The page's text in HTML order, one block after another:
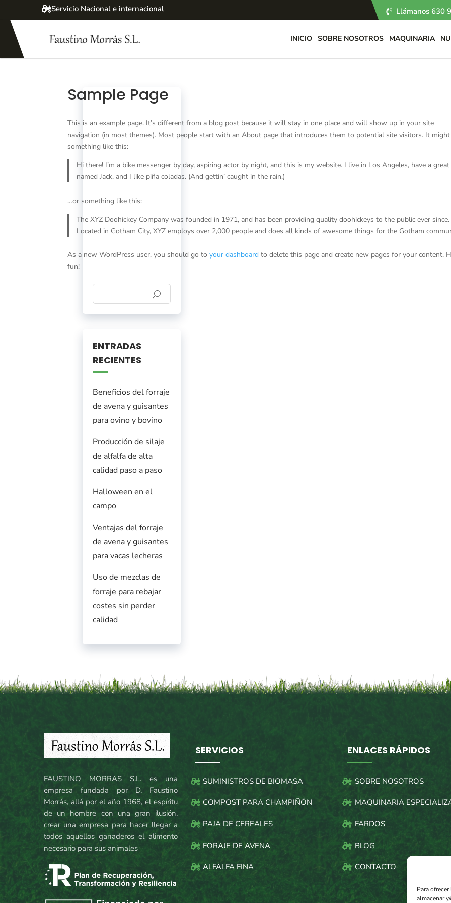
Para
almacenar
Servicio Nacional e internacional Llámanos 630
INICIO SOBRE NOSOTROS MAQUINARIA
Sample Page
This is an example page. It’s different from a blog post because it will stay in one place and will show up in your site
navigation (in most themes). Most people start with an About page that introduces them to potential site visitors. It
something like this:
Hi there! I’m a bike messenger by day, aspiring actor by night, and this is my website. I live in Los Angeles, have a
named Jack, and I like piña coladas. (And gettin’ caught in the rain.)
…or something like this:
The XYZ Doohickey Company was founded in 1971, and has been providing quality doohickeys to the public ever since.
Located in Gotham City, XYZ employs over 2,000 people and does all kinds of awesome things for the Gotham
As a new WordPress user, you should go toyour dashboard to delete this page and create new pages for your content.
fun!
ENTRADAS
RECIENTES
Beneficios del forraje
de avena y guisantes
para ovino y bovino
Producción de silaje
de alfalfa de alta
calidad paso a paso
Halloween en el
campo
Ventajas del forraje
de avena y guisantes
para vacas lecheras
Uso de mezclas de
forraje para rebajar
costes sin perder
calidad
FAUSTINO MORRAS S.L. es una
empresa fundada por D. Faustino
Morrás, allá por el año 1968, el espíritu
de un hombre con una gran ilusión,
crear una empresa para hacer llegar a
todos aquellos ganaderos el alimento
necesario para sus animales
SERVICIOS
SUMINISTROS DE BIOMASA
COMPOST PARA CHAMPIÑÓN
PAJA DE CEREALES
FORAJE DE AVENA
ALFALFA FINA
ENLACES RÁPIDOS
SOBRE NOSOTROS
MAQUINARIA
FARDOS
BLOG
CONTACTO